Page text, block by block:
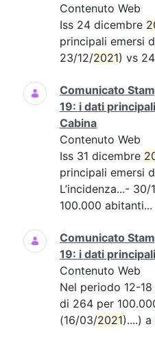
Contenuto Web
Iss 24 dicembre
principali emersi
23/12/2021) vs
Comunicato
19: i dati
Cabina
Contenuto Web
Iss 31 dicembre
principali emersi
L’incidenza...- 30/
100.000 abitanti...
Comunicato
19: i dati
Contenuto Web
Nel periodo 12-
di 264 per
(16/03/2021)....)